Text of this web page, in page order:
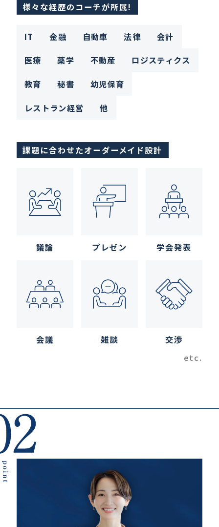
様々な経歴のコーチが所属!
IT 金融 自動車 法律 会計
医療 薬学 不動産 ロジスティクス
教育 秘書 幼児保育
レストラン経営 他
課題に合わせたオーダーメイド設計
議論 プレゼン 学会発表
会議 雑談
交渉
etc.